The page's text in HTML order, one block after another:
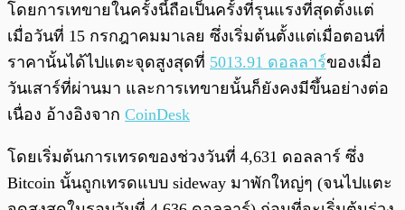
โดยการเทขายในครั้งนี้ถือเป็นครั้งที่รุนแรงที่สุดตั้งแต่
เมื่อวันที่ 15 กรกฎาคมมาเลย ซึ่งเริ่มต้นตั้งแต่เมื่อตอนที่
ราคานั้นได้ไปแตะจุดสูงสุดที่ 5013.91 ดอลลาร์ของเมื่อ
วันเสาร์ที่ผ่านมา และการเทขายนั้นก็ยังคงมีขึ้นอย่างต่อ
เนื่อง อ้างอิงจาก CoinDesk
โดยเริ่มต้นการเทรดของช่วงวันที่ 4,631 ดอลลาร์ ซึ่ง
Bitcoin นั้นถูกเทรดแบบ sideway มาพักใหญ่ๆ (จนไปแตะ